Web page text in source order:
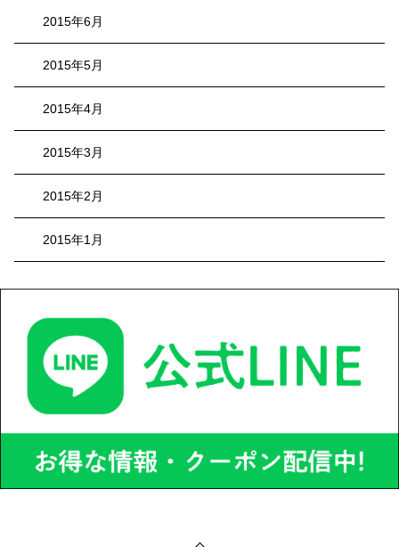
2015年6月
2015年5月
2015年4月
2015年3月
2015年2月
2015年1月